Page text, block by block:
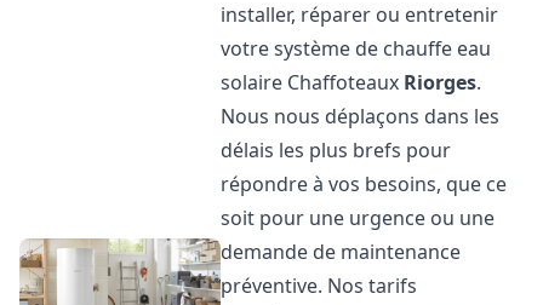
installer, réparer ou entretenir
votre système de chauffe eau
solaire Chaffoteaux Riorges.
Nous nous déplaçons dans les
délais les plus brefs pour
répondre à vos besoins, que ce
soit pour une urgence ou une
demande de maintenance
préventive. Nos tarifs